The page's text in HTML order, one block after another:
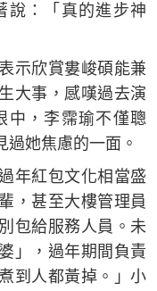
說：「真的進步神
示欣賞婁峻碩能兼
大事，感嘆過去演
中，李霈瑜不僅聰
她焦慮的一面。
年紅包文化相當盛
，甚至大樓管理員
包給服務人員。未
」，過年期間負責
到人都黃掉。」小